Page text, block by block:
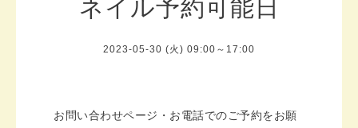
ネイル予約可能日
2023-05-30 (火) 09:00～17:00
お問い合わせページ・お電話でのご予約をお願